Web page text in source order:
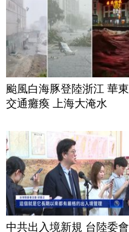
颱風白海豚登陸浙江 華東
交通癱瘓 上海大淹水
中共出入境新規 台陸委會